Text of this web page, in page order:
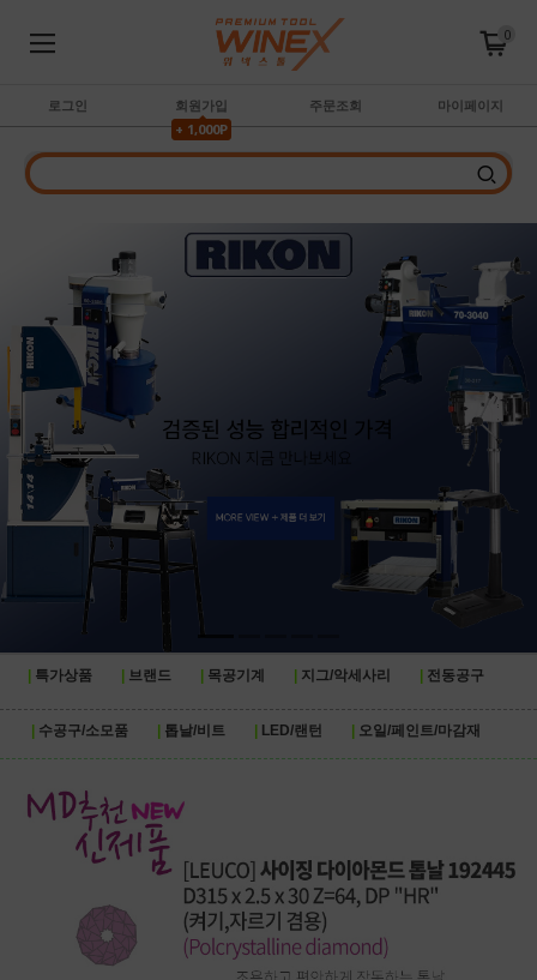
0
로그인
회원가입
+ 1,000P
주문조회 마이페이지
특가상품 브랜드 목공기계 지그/악세사리 전동공구
수공구/소모품 톱날/비트 LED/랜턴 오일/페인트/마감재